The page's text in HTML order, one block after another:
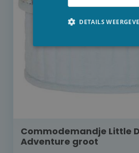
Commodemandje Little
Adventure groot
DETAILS